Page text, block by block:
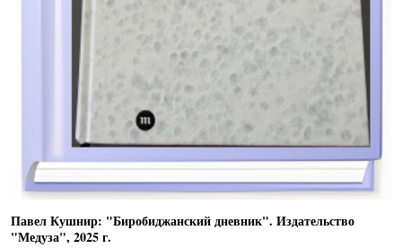
Павел Кушнир: "Биробиджанский дневник". Издательство
"Медуза", 2025 г.